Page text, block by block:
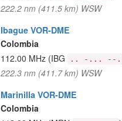
222.2 nm (411.5 km) WSW
Ibague VOR-DME
Colombia
112.00 MHz (IBG .. -... --.
222.3 nm (411.7 km) WSW
Marinilla VOR-DME
Colombia